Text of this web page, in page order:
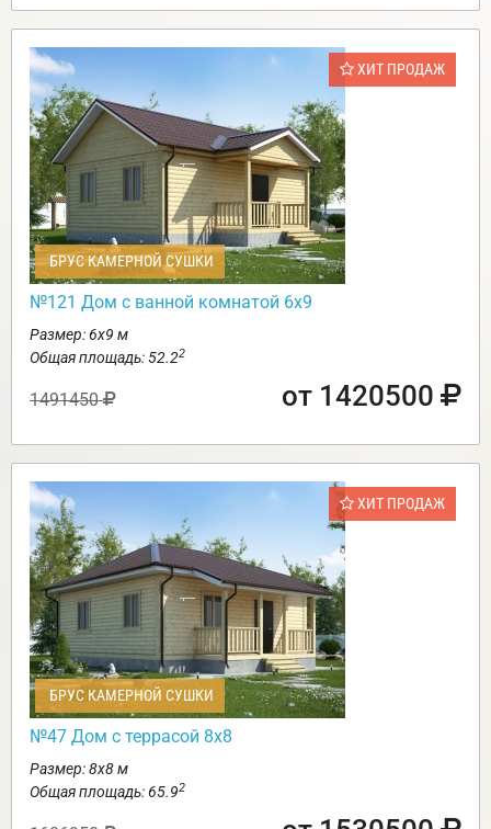
ХИТ ПРОДАЖ
БРУС КАМЕРНОЙ СУШКИ
№121 Дом с ванной комнатой 6х9
Размер: 6х9 м
Общая площадь: 52.22
1491450 от 1420500
ХИТ ПРОДАЖ
БРУС КАМЕРНОЙ СУШКИ
№47 Дом с террасой 8х8
Размер: 8х8 м
Общая площадь: 65.92